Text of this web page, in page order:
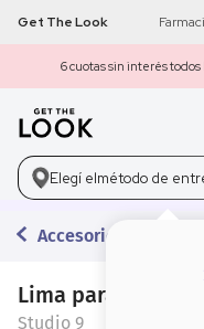
Get The Look
6 cuotas sin interés todos
Buscar
Elegí elmétodo de
Accesorios
Lima para Uñas
Studio 9
get the look
máscara pestañas
3. loreal
4